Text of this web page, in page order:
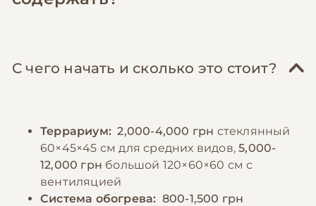
С чего начать и сколько это стоит?
Террариум: 2,000-4,000 грн стеклянный
60×45×45 см для средних видов,5,000-
12,000 грн большой 120×60×60 см с
вентиляцией
Система обогрева: 800-1,500 грн